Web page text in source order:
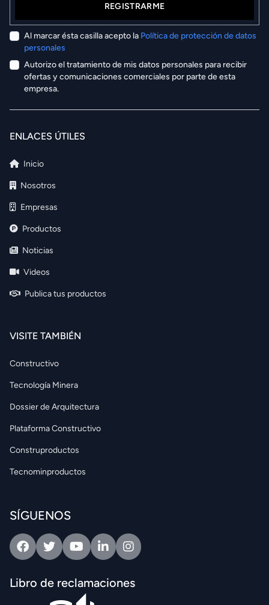
REGISTRARME
Al marcar ésta casilla acepto la Política de protección de datos
personales
Autorizo el tratamiento de mis datos personales para recibir
ofertas y comunicaciones comerciales por parte de esta
empresa.
ENLACES ÚTILES
Inicio
Nosotros
Empresas
Productos
Noticias
Videos
Publica tus productos
VISITE TAMBIÉN
Constructivo
Tecnología Minera
Dossier de Arquitectura
Plataforma Constructivo
Construproductos
Tecnominproductos
SÍGUENOS
FacebookTwitterYoutubeLinkedinIntagram
Libro de reclamaciones